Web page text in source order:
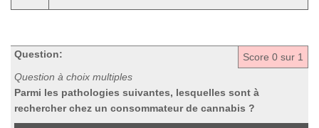
Score 0 sur 1
Question:
Question à choix multiples
Parmi les pathologies suivantes, lesquelles sont à
rechercher chez un consommateur de cannabis ?